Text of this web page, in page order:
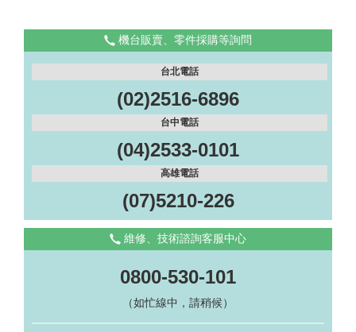
機台販賣、零件採購等詢問
台北電話
(02)2516-6896
台中電話
(04)2533-0101
高雄電話
(07)5210-226
維修、技術諮詢客服中心
0800-530-101
（如忙線中，請稍候）